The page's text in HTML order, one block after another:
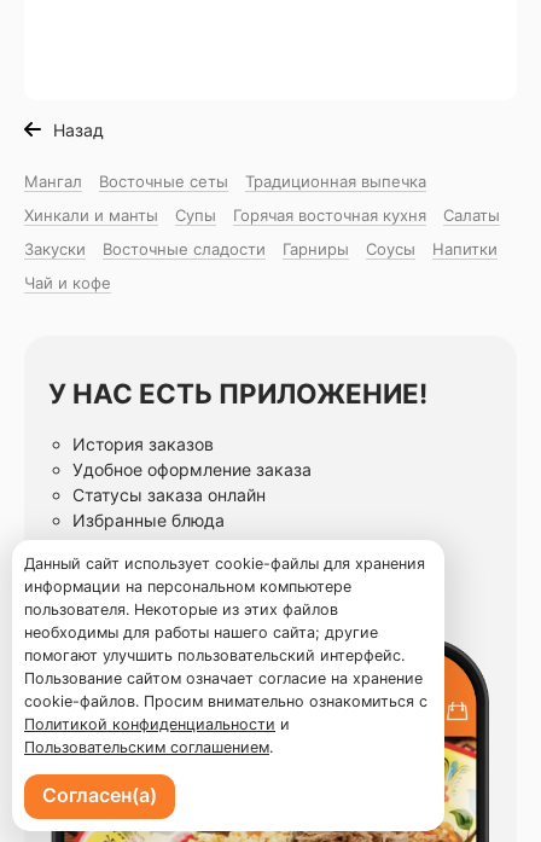
Назад
Мангал Восточные сеты
Традиционная выпечка
Хинкали и манты
Супы Горячая восточная куxня
Салаты
Закуски
Восточные сладости Гарниры Соусы
Напитки
Чай и кофе
У НАС ЕСТЬ ПРИЛОЖЕНИЕ!
История заказов
Удобное оформление заказа
Статусы заказа онлайн
Избранные блюда
Данный сайт использует cookie-файлы для хранения
информации на персональном компьютере
пользователя. Некоторые из этих файлов
необходимы для работы нашего сайта; другие
помогают улучшить пользовательский интерфейс.
Пользование сайтом означает согласие на хранение
cookie-файлов. Просим внимательно ознакомиться с
Политикой конфиденциальности и
Пользовательским соглашением.
Согласен(а)